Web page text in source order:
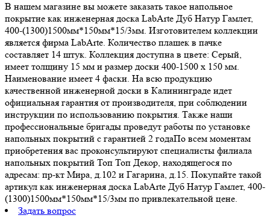
В нашем магазине вы можете заказать такое напольное
покрытие как инженерная доска LabArte Дуб Натур Гамлет,
400-(1300)1500мм*150мм*15/3мм. Изготовителем коллекции
является фирма LabArte. Количество плашек в пачке
составляет 14 штук. Коллекция доступна в цвете: Серый,
имеет толщину 15 мм и размер доски 400-1500 x 150 мм.
Наименование имеет 4 фаски. На всю продукцию
качественной инженерной доски в Калининграде идет
официальная гарантия от производителя, при соблюдении
инструкции по использованию покрытия. Также наши
профессиональные бригады проведут работы по установке
напольных покрытий с гарантией 2 годаПо всем моментам
приобретения вас проконсультируют специалисты филиала
напольных покрытий Топ Топ Декор, находящегося по
адресам: пр-кт Мира, д.102 и Гагарина, д.15. Покупайте такой
артикул как инженерная доска LabArte Дуб Натур Гамлет, 400-
(1300)1500мм*150мм*15/3мм по привлекательной цене.
Задать вопрос